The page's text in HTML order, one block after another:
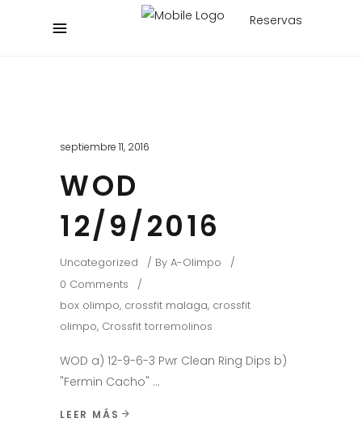
Reservas
septiembre 11, 2016
WOD
12/9/2016
Uncategorized By A-Olimpo
0 Comments
box olimpo, crossfit malaga, crossfit
olimpo, Crossfit torremolinos
WOD a) 12-9-6-3 Pwr Clean Ring Dips b)
"Fermin Cacho"
LEER MÁS